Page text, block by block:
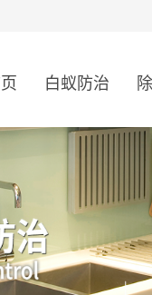
白蚁防治